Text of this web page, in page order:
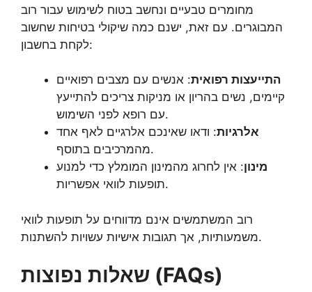
מחומרים טבעיים ונחשב בטוח לשימוש עבור רוב
המבוגרים. עם זאת, ישנם כמה שיקולי בטיחות שחשוב
לקחת בחשבון:
התייעצות רפואית: אנשים עם מצבים רפואיים
קיימים, נשים בהריון או מניקות צריכים להתייעץ
עם רופא לפני השימוש.
אלרגיות: ודאו שאינכם אלרגיים לאף אחד
מהמרכיבים בתוסף.
מינון: אין לחרוג מהמינון המומלץ כדי למנוע
תופעות לוואי אפשריות.
רוב המשתמשים אינם מדווחים על תופעות לוואי
משמעותיות, אך תגובות אישיות עשויות להשתנות.
שאלות נפוצות (FAQs)